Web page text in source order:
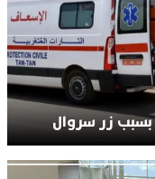
زر سروال